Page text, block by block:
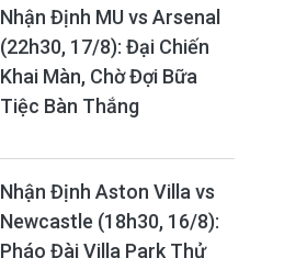
Nhận Định MU vs Arsenal
(22h30, 17/8): Đại Chiến
Khai Màn, Chờ Đợi Bữa
Tiệc Bàn Thắng
Nhận Định Aston Villa vs
Newcastle (18h30, 16/8):
Pháo Đài Villa Park Thử